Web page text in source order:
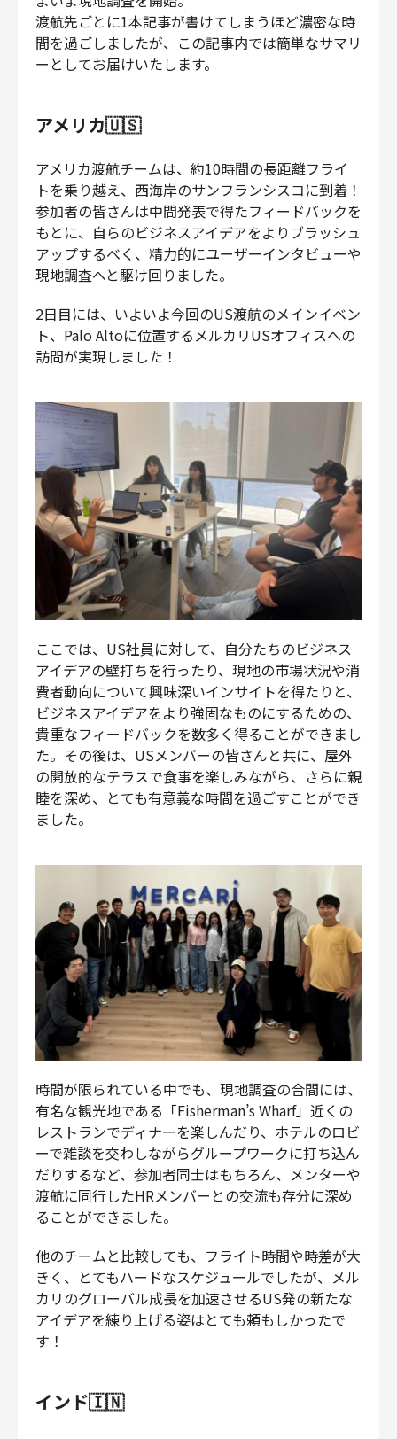
渡航先ごとに1本記事が書けてしまうほど濃密な時
間を過ごしましたが、この記事内では簡単なサマリ
ーとしてお届けいたします。
アメリカ🇺🇸
アメリカ渡航チームは、約10時間の長距離フライ
トを乗り越え、西海岸のサンフランシスコに到着！
参加者の皆さんは中間発表で得たフィードバックを
もとに、自らのビジネスアイデアをよりブラッシュ
アップするべく、精力的にユーザーインタビューや
現地調査へと駆け回りました。
2日目には、いよいよ今回のUS渡航のメインイベン
ト、Palo Altoに位置するメルカリUSオフィスへの
訪問が実現しました！
ここでは、US社員に対して、自分たちのビジネス
アイデアの壁打ちを行ったり、現地の市場状況や消
費者動向について興味深いインサイトを得たりと、
ビジネスアイデアをより強固なものにするための、
貴重なフィードバックを数多く得ることができまし
た。その後は、USメンバーの皆さんと共に、屋外
の開放的なテラスで食事を楽しみながら、さらに親
睦を深め、とても有意義な時間を過ごすことができ
ました。
時間が限られている中でも、現地調査の合間には、
有名な観光地である「Fisherman’s Wharf」近くの
レストランでディナーを楽しんだり、ホテルのロビ
ーで雑談を交わしながらグループワークに打ち込ん
だりするなど、参加者同士はもちろん、メンターや
渡航に同行したHRメンバーとの交流も存分に深め
ることができました。
他のチームと比較しても、フライト時間や時差が大
きく、とてもハードなスケジュールでしたが、メル
カリのグローバル成長を加速させるUS発の新たな
アイデアを練り上げる姿はとても頼もしかったで
す！
インド🇮🇳